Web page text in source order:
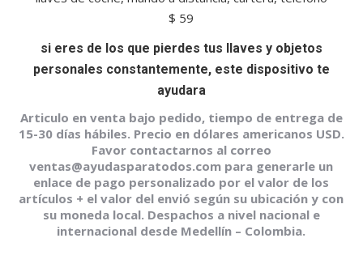
$ 59
si eres de los que pierdes tus llaves y objetos
personales constantemente, este dispositivo te
ayudara
Articulo en venta bajo pedido, tiempo de entrega de
15-30 días hábiles. Precio en dólares americanos USD.
Favor contactarnos al correo
ventas@ayudasparatodos.com para generarle un
enlace de pago personalizado por el valor de los
artículos + el valor del envió según su ubicación y con
su moneda local. Despachos a nivel nacional e
internacional desde Medellín – Colombia.